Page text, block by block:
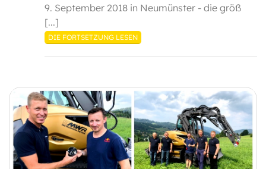
9. September 2018 in Neumünster - die größ
[...]
DIE FORTSETZUNG LESEN